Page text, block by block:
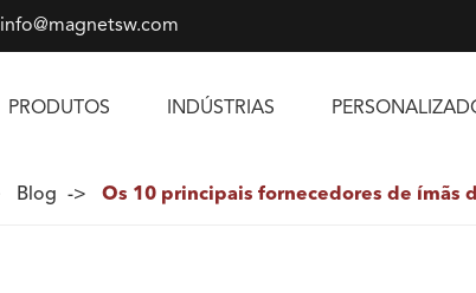
info@magnetsw.com
PRODUTOS INDÚSTRIAS
Blog Os 10 principais fornecedores de ímãs